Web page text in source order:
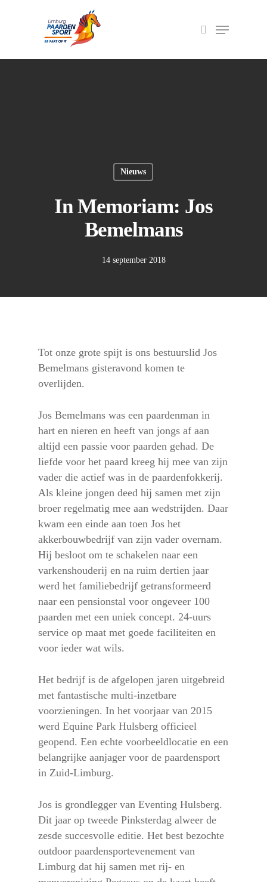
Nieuws
In Memoriam: Jos
Bemelmans
14 september 2018
Tot onze grote spijt is ons bestuurslid Jos
Bemelmans gisteravond komen te
overlijden.
Jos Bemelmans was een paardenman in
hart en nieren en heeft van jongs af aan
altijd een passie voor paarden gehad. De
liefde voor het paard kreeg hij mee van zijn
vader die actief was in de paardenfokkerij.
Als kleine jongen deed hij samen met zijn
broer regelmatig mee aan wedstrijden. Daar
kwam een einde aan toen Jos het
akkerbouwbedrijf van zijn vader overnam.
Hij besloot om te schakelen naar een
varkenshouderij en na ruim dertien jaar
werd het familiebedrijf getransformeerd
naar een pensionstal voor ongeveer 100
paarden met een uniek concept. 24-uurs
service op maat met goede faciliteiten en
voor ieder wat wils.
Het bedrijf is de afgelopen jaren uitgebreid
met fantastische multi-inzetbare
voorzieningen. In het voorjaar van 2015
werd Equine Park Hulsberg officieel
geopend. Een echte voorbeeldlocatie en een
belangrijke aanjager voor de paardensport
in Zuid-Limburg.
Jos is grondlegger van Eventing Hulsberg.
Dit jaar op tweede Pinksterdag alweer de
zesde succesvolle editie. Het best bezochte
outdoor paardensportevenement van
Limburg dat hij samen met rij- en